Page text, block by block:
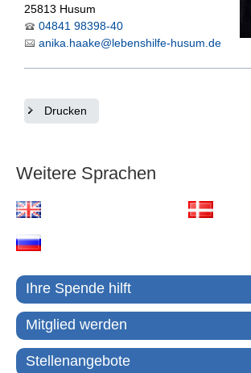
25813 Husum
04841 98398-40
anika.haake@lebenshilfe-husum.de
Drucken
Weitere Sprachen
Ihre Spende hilft
Mitglied werden
Stellenangebote